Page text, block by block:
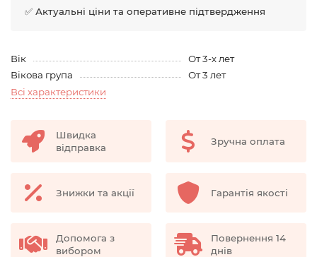
✅ Актуальні ціни та оперативне підтвердження
Вік
От 3-х лет
Вікова група
От 3 лет
Всі характеристики
Швидка
відправка
Зручна оплата
Знижки та акції Гарантія якості
Допомога з
вибором
Повернення 14
днів